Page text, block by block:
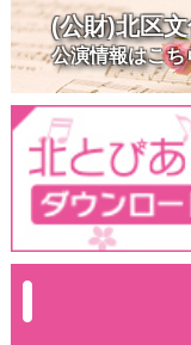
(公財)北区
公演情報はこち